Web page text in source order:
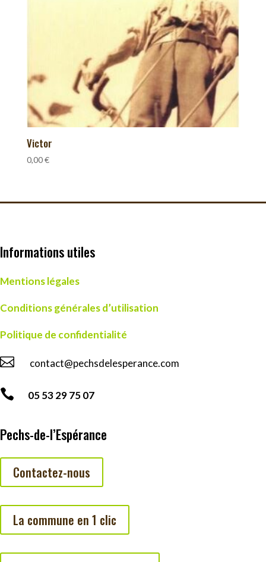
Victor
0,00€
Informations utiles
Mentions légales
Conditions générales d’utilisation
Politique de confidentialité
 contact@pechsdelesperance.com
 05 53 29 75 07
Pechs-de-l’Espérance
Contactez-nous
La commune en 1 clic